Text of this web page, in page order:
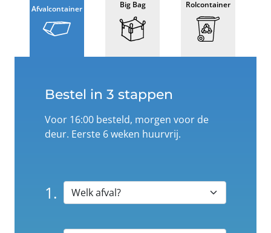
Afvalcontainer Big Bag Rolcontainer
Bestel in 3 stappen
Voor 16:00 besteld, morgen voor de
deur. Eerste 6 weken huurvrij.
1.